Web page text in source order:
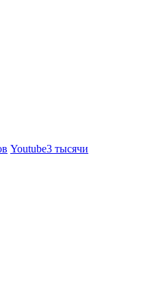
Youtube3 тысячи